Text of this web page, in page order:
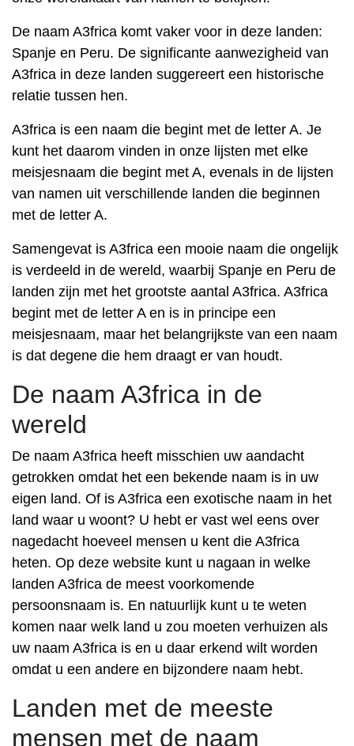
De naam A3frica komt vaker voor in deze landen:
Spanje en Peru. De significante aanwezigheid van
A3frica in deze landen suggereert een historische
relatie tussen hen.
A3frica is een naam die begint met de letter A. Je
kunt het daarom vinden in onze lijsten met elke
meisjesnaam die begint met A, evenals in de lijsten
van namen uit verschillende landen die beginnen
met de letter A.
Samengevat is A3frica een mooie naam die ongelijk
is verdeeld in de wereld, waarbij Spanje en Peru de
landen zijn met het grootste aantal A3frica. A3frica
begint met de letter A en is in principe een
meisjesnaam, maar het belangrijkste van een naam
is dat degene die hem draagt er van houdt.
De naam A3frica in de
wereld
De naam A3frica heeft misschien uw aandacht
getrokken omdat het een bekende naam is in uw
eigen land. Of is A3frica een exotische naam in het
land waar u woont? U hebt er vast wel eens over
nagedacht hoeveel mensen u kent die A3frica
heten. Op deze website kunt u nagaan in welke
landen A3frica de meest voorkomende
persoonsnaam is. En natuurlijk kunt u te weten
komen naar welk land u zou moeten verhuizen als
uw naam A3frica is en u daar erkend wilt worden
omdat u een andere en bijzondere naam hebt.
Landen met de meeste
mensen met de naam